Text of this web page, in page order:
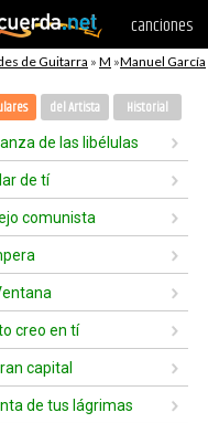
canciones
de Guitarra » M »Manuel García
del Artista Historial
de las libélulas
de tí
comunista
creo en tí
capital
de tus lágrimas